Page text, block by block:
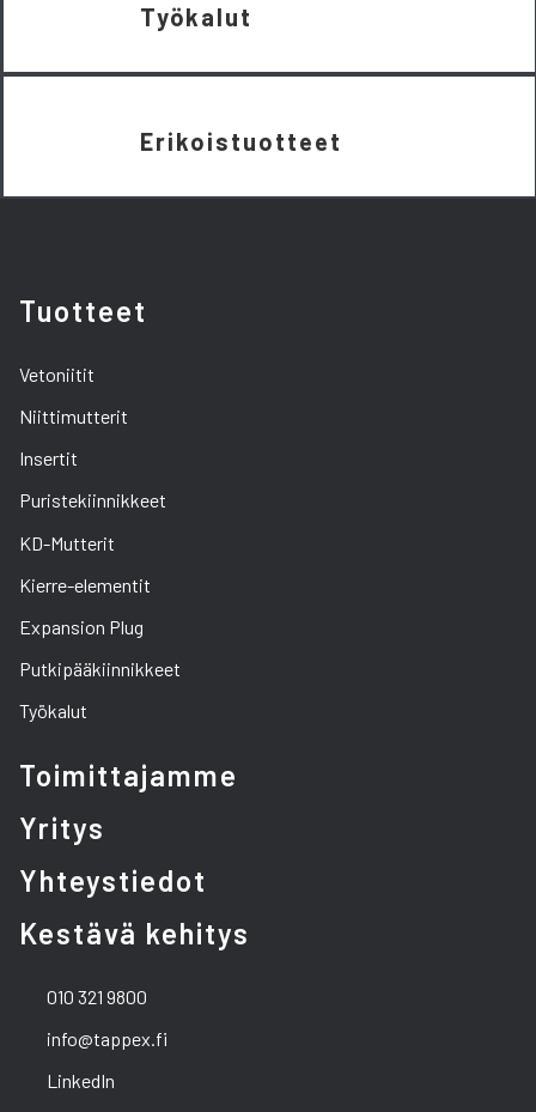
Työkalut
Erikoistuotteet
Tuotteet
Vetoniitit
Niittimutterit
Insertit
Puristekiinnikkeet
KD-Mutterit
Kierre-elementit
Expansion Plug
Putkipääkiinnikkeet
Työkalut
Toimittajamme
Yritys
Yhteystiedot
Kestävä kehitys
010 321 9800
info@tappex.fi
LinkedIn